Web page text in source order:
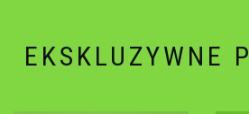
EKSKLUZYWNE